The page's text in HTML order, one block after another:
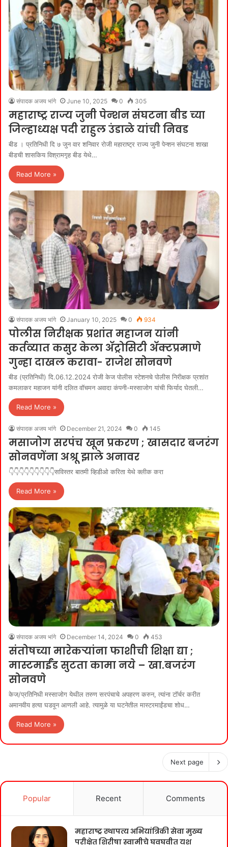
संपादक अजय भांगे June 10, 2025 0 305
महाराष्ट्र राज्य जुनी पेन्शन संघटना बीड च्या
जिल्हाध्यक्ष पदी राहुल उंडाळे यांची निवड
बीड । प्रतिनिधी दि ७ जुन वार शनिवार रोजी महाराष्ट्र राज्य जुनी पेन्शन संघटना शाखा
बीडची शासकिय विश्रामगृह बीड येथे…
Read More »
संपादक अजय भांगे January 10, 2025 0 934
पोलीस निरीक्षक प्रशांत महाजन यांनी
कर्तव्यात कसुर केला अ‍ॅट्रोसिटी अ‍ॅक्टप्रमाणे
गुन्हा दाखल करावा- राजेश सोनवणे
बीड (प्रतिनिधी) दि.06.12.2024 रोजी केज पोलीस स्टेशनचे पोलीस निरीक्षक प्रशांत
कमलाकर महाजन यांनी दलित वॉचमन अवादा कंपनी-मस्साजोग यांची फिर्याद घेतली…
Read More »
संपादक अजय भांगे December 21, 2024 0 145
मसाजोग सरपंच खून प्रकरण ; खासदार बजरंग
सोनवणेंना अश्रू झाले अनावर
👇👇👇👇👇👇👇👇👇सविस्तर बातमी व्हिडीओ करिता येथे क्लीक करा
Read More »
संपादक अजय भांगे December 14, 2024 0 453
संतोषच्या मारेकऱ्यांना फाशीची शिक्षा द्या ;
मास्टमाईंड सुटता कामा नये – खा.बजरंग
सोनवणे
केज/प्रतिनिधी मस्साजोग येथील तरुण सरपंचाचे अपहरण करुन, त्यांना टॉर्चर करीत
अमानवीय हत्या घडवून आणली आहे. त्यामुळे या घटनेतील मास्टरमाईंडचा शोध…
Read More »
Next page
Popular Recent Comments
महाराष्ट्र स्थापत्य अभियांत्रिकी सेवा मुख्य
परीक्षेत शिरीषा स्वामीचे घवघवीत यश